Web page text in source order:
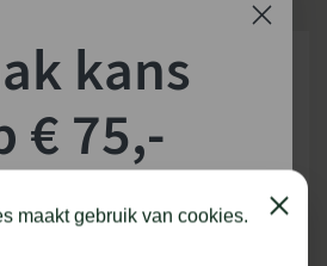
maakt gebruik van cookies. Close
kans
€ 75,-